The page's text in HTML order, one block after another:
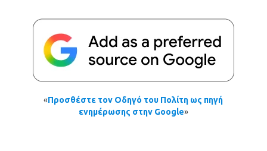
«Προσθέστε τον Οδηγό του Πολίτη ως πηγή
ενημέρωσης στην Google»